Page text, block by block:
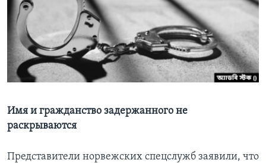
Learning English
СОЦИАЛЬНЫЕ СЕТИ
Языки
Имя и гражданство задержанного не
раскрываются
Представители норвежских спецслужб заявили, что